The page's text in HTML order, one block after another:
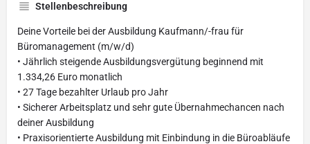
Stellenbeschreibung
Deine Vorteile bei der Ausbildung Kaufmann/-frau für
Büromanagement (m/w/d)
• Jährlich steigende Ausbildungsvergütung beginnend mit
1.334,26 Euro monatlich
• 27 Tage bezahlter Urlaub pro Jahr
• Sicherer Arbeitsplatz und sehr gute Übernahmechancen nach
deiner Ausbildung
• Praxisorientierte Ausbildung mit Einbindung in die Büroabläufe